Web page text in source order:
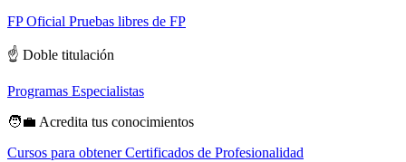
FP Oficial Pruebas libres de FP
☝️ Doble titulación
Programas Especialistas
🧑‍💼 Acredita tus conocimientos
Cursos para obtener Certificados de Profesionalidad